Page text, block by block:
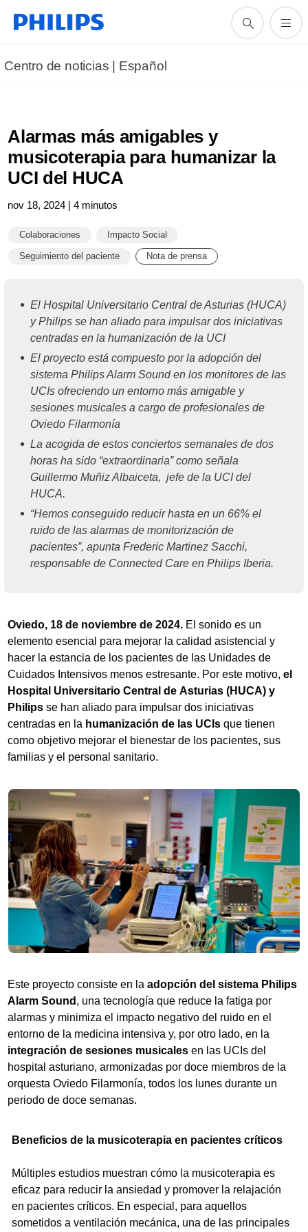
Centro de noticias | Español
Alarmas más amigables y
musicoterapia para humanizar la
UCI del HUCA
nov 18, 2024 | 4 minutos
Colaboraciones Impacto Social
Seguimiento del paciente Nota de prensa
El Hospital Universitario Central de Asturias (HUCA)
y Philips se han aliado para impulsar dos iniciativas
centradas en la humanización de la UCI
El proyecto está compuesto por la adopción del
sistema Philips Alarm Sound en los monitores de las
UCIs ofreciendo un entorno más amigable y
sesiones musicales a cargo de profesionales de
Oviedo Filarmonía
La acogida de estos conciertos semanales de dos
horas ha sido “extraordinaria” como señala
Guillermo Muñiz Albaiceta, jefe de la UCI del
HUCA.
“Hemos conseguido reducir hasta en un 66% el
ruido de las alarmas de monitorización de
pacientes”, apunta Frederic Martinez Sacchi,
responsable de Connected Care en Philips Iberia.
Oviedo, 18 de noviembre de 2024. El sonido es un
elemento esencial para mejorar la calidad asistencial y
hacer la estancia de los pacientes de las Unidades de
Cuidados Intensivos menos estresante. Por este motivo,el
Hospital Universitario Central de Asturias (HUCA) y
Philips se han aliado para impulsar dos iniciativas
centradas en la humanización de las UCIs que tienen
como objetivo mejorar el bienestar de los pacientes, sus
familias y el personal sanitario.
Este proyecto consiste en laadopción del sistema Philips
Alarm Sound , una tecnología que reduce la fatiga por
alarmas y minimiza el impacto negativo del ruido en el
entorno de la medicina intensiva y, por otro lado, en la
integración de sesiones musicales en las UCIs del
hospital asturiano, armonizadas por doce miembros de la
orquesta Oviedo Filarmonía, todos los lunes durante un
periodo de doce semanas.
Beneficios de la musicoterapia en pacientes críticos
Múltiples estudios muestran cómo la musicoterapia es
eficaz para reducir la ansiedad y promover la relajación
en pacientes críticos. En especial, para aquellos
sometidos a ventilación mecánica, una de las principales